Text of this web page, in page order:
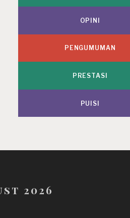
OPINI
PENGUMUMAN
PRESTASI
PUISI
2026